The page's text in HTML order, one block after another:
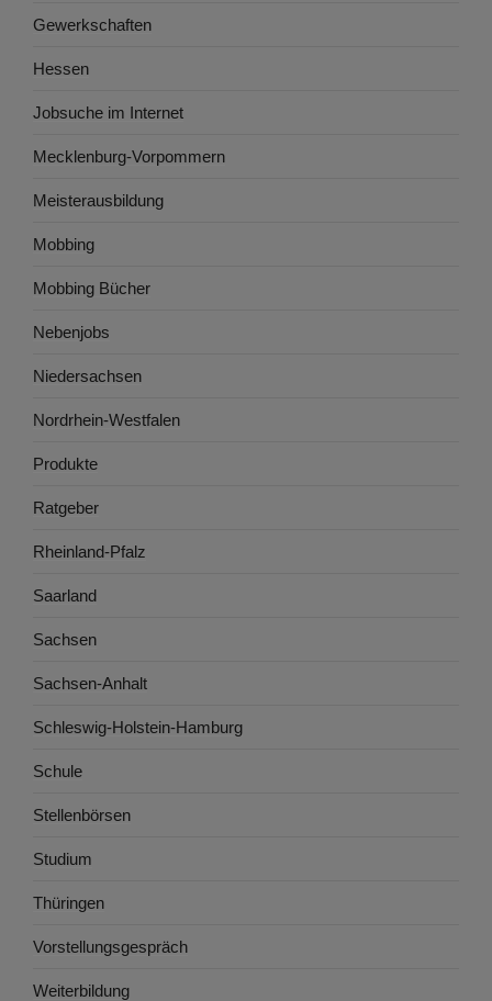
Gewerkschaften
Hessen
Jobsuche im Internet
Mecklenburg-Vorpommern
Meisterausbildung
Mobbing
Mobbing Bücher
Nebenjobs
Niedersachsen
Nordrhein-Westfalen
Produkte
Ratgeber
Rheinland-Pfalz
Saarland
Sachsen
Sachsen-Anhalt
Schleswig-Holstein-Hamburg
Schule
Stellenbörsen
Studium
Thüringen
Vorstellungsgespräch
Weiterbildung